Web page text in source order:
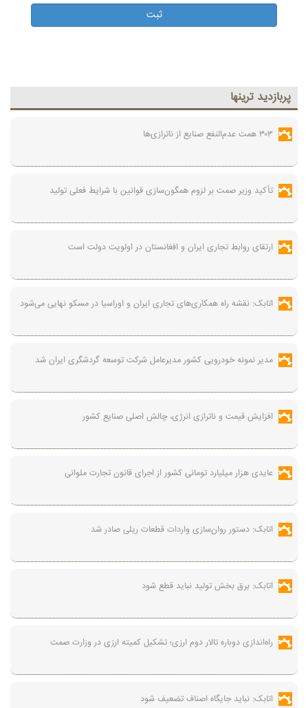
پربازديد ترينها
۳۰۳ همت عدم‌النفع صنایع از ناترازی‌ها
تأکید وزیر صمت بر لزوم همگون‌سازی قوانین با شرایط فعلی تولید
ارتقای روابط تجاری ایران و افغانستان در اولویت دولت است
اتابک: نقشه راه همکاری‌های تجاری ایران و اوراسیا در مسکو نهایی می‌شود
مدیر نمونه خودرویی کشور مدیرعامل شرکت توسعه گردشگری ایران شد
افزایش قیمت و ناترازی انرژی، چالش اصلی صنایع کشور
عایدی هزار میلیارد تومانی کشور از اجرای قانون تجارت ملوانی
اتابک: دستور روان‌سازی واردات قطعات ریلی صادر شد
اتابک: برق بخش تولید نباید قطع شود
راه‌اندازی دوباره تالار دوم ارزی؛ تشکیل کمیته ارزی در وزارت صمت
اتابک: نباید جایگاه اصناف تضعیف شود